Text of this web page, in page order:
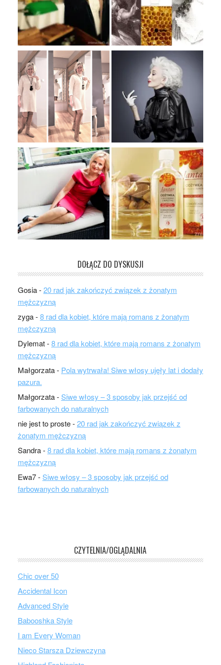
DOŁĄCZ DO DYSKUSJI
Gosia-20 rad jak zakończyć związek z żonatym
mężczyzną
zyga-8 rad dla kobiet, które mają romans z żonatym
mężczyzną
Dylemat-8 rad dla kobiet, które mają romans z żonatym
mężczyzną
Małgorzata- Pola wytrwała! Siwe włosy ujęły lat i dodały
pazura.
Małgorzata-Siwe włosy – 3 sposoby jak przejść od
farbowanych do naturalnych
nie jest to proste-20 rad jak zakończyć związek z
żonatym mężczyzną
Sandra-8 rad dla kobiet, które mają romans z żonatym
mężczyzną
Ewa7-Siwe włosy – 3 sposoby jak przejść od
farbowanych do naturalnych
CZYTELNIA/OGLĄDALNIA
Chic over 50
Accidental Icon
Advanced Style
Babooshka Style
I am Every Woman
Nieco Starsza Dziewczyna